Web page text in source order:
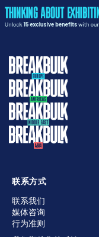
联系方式
联系我们
媒体咨询
行为准则